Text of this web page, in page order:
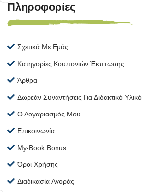
Πληροφορίες
Σχετικά Με Εμάς
Κατηγορίες Κουπονιών Έκπτωσης
Άρθρα
Δωρεάν Συναντήσεις Για Διδακτικό Υλικό
Ο Λογαριασμός Μου
Επικοινωνία
My-Book Bonus
Όροι Χρήσης
Διαδικασία Αγοράς